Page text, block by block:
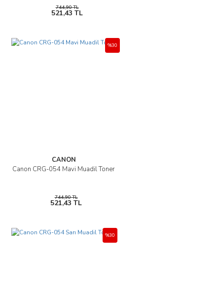
744,90 TL
521,43 TL
CANON
Canon CRG-054 Mavi Muadil Toner
%30
744,90 TL
521,43 TL
%30